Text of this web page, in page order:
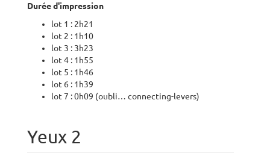
Durée d'impression
lot 1 : 2h21
lot 2 : 1h10
lot 3 : 3h23
lot 4 : 1h55
lot 5 : 1h46
lot 6 : 1h39
lot 7 : 0h09 (oubli… connecting-levers)
Yeux 2